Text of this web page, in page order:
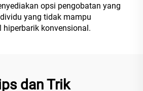
opsi pengobatan yang
yang tidak mampu
konvensional.
dan Trik